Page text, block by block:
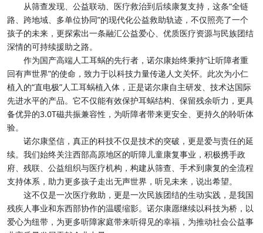
从筛查发现、公益联动、医疗救治到后续康复支持，这条“全链
路、跨地域、多单位协同”的现代化公益救助轨迹，不仅照亮了一个
孩子的未来，更探索出一条融汇公益爱心、优质医疗资源与民族团结
深情的可持续援助之路。
作为国产高端人工耳蜗的先行者，诺尔康始终秉持“让听障者重
回有声世界”的使命，致力于以科技力量传递人文关怀。此次为小仁
植入的“直电极”人工耳蜗植入体，正是诺尔康自主研发、技术达国际
先进水平的产品。它不仅能有效保护耳蜗结构、保留残余听力，更具
备优异的3.0T磁共振兼容性，为听障者带来更安全、更持久的聆听体
验。
诺尔康坚信，真正的科技不仅是技术的突破，更是爱与责任的延
续。我们始终关注西部高原地区的听障儿童康复事业，积极携手政
府、残联、公益组织与医疗机构，构建从筛查、手术到康复的全流程
支持体系，助力更多孩子走出无声世界，听见未来，说出希望。
这不仅是一次医疗救助，更是一次民族团结的生动实践，是我国
残疾人事业和东西部协作的温暖缩影。诺尔康愿继续以科技为桥，以
爱心为纽带，为更多听障家庭带来听得见的幸福，为推动社会公益事